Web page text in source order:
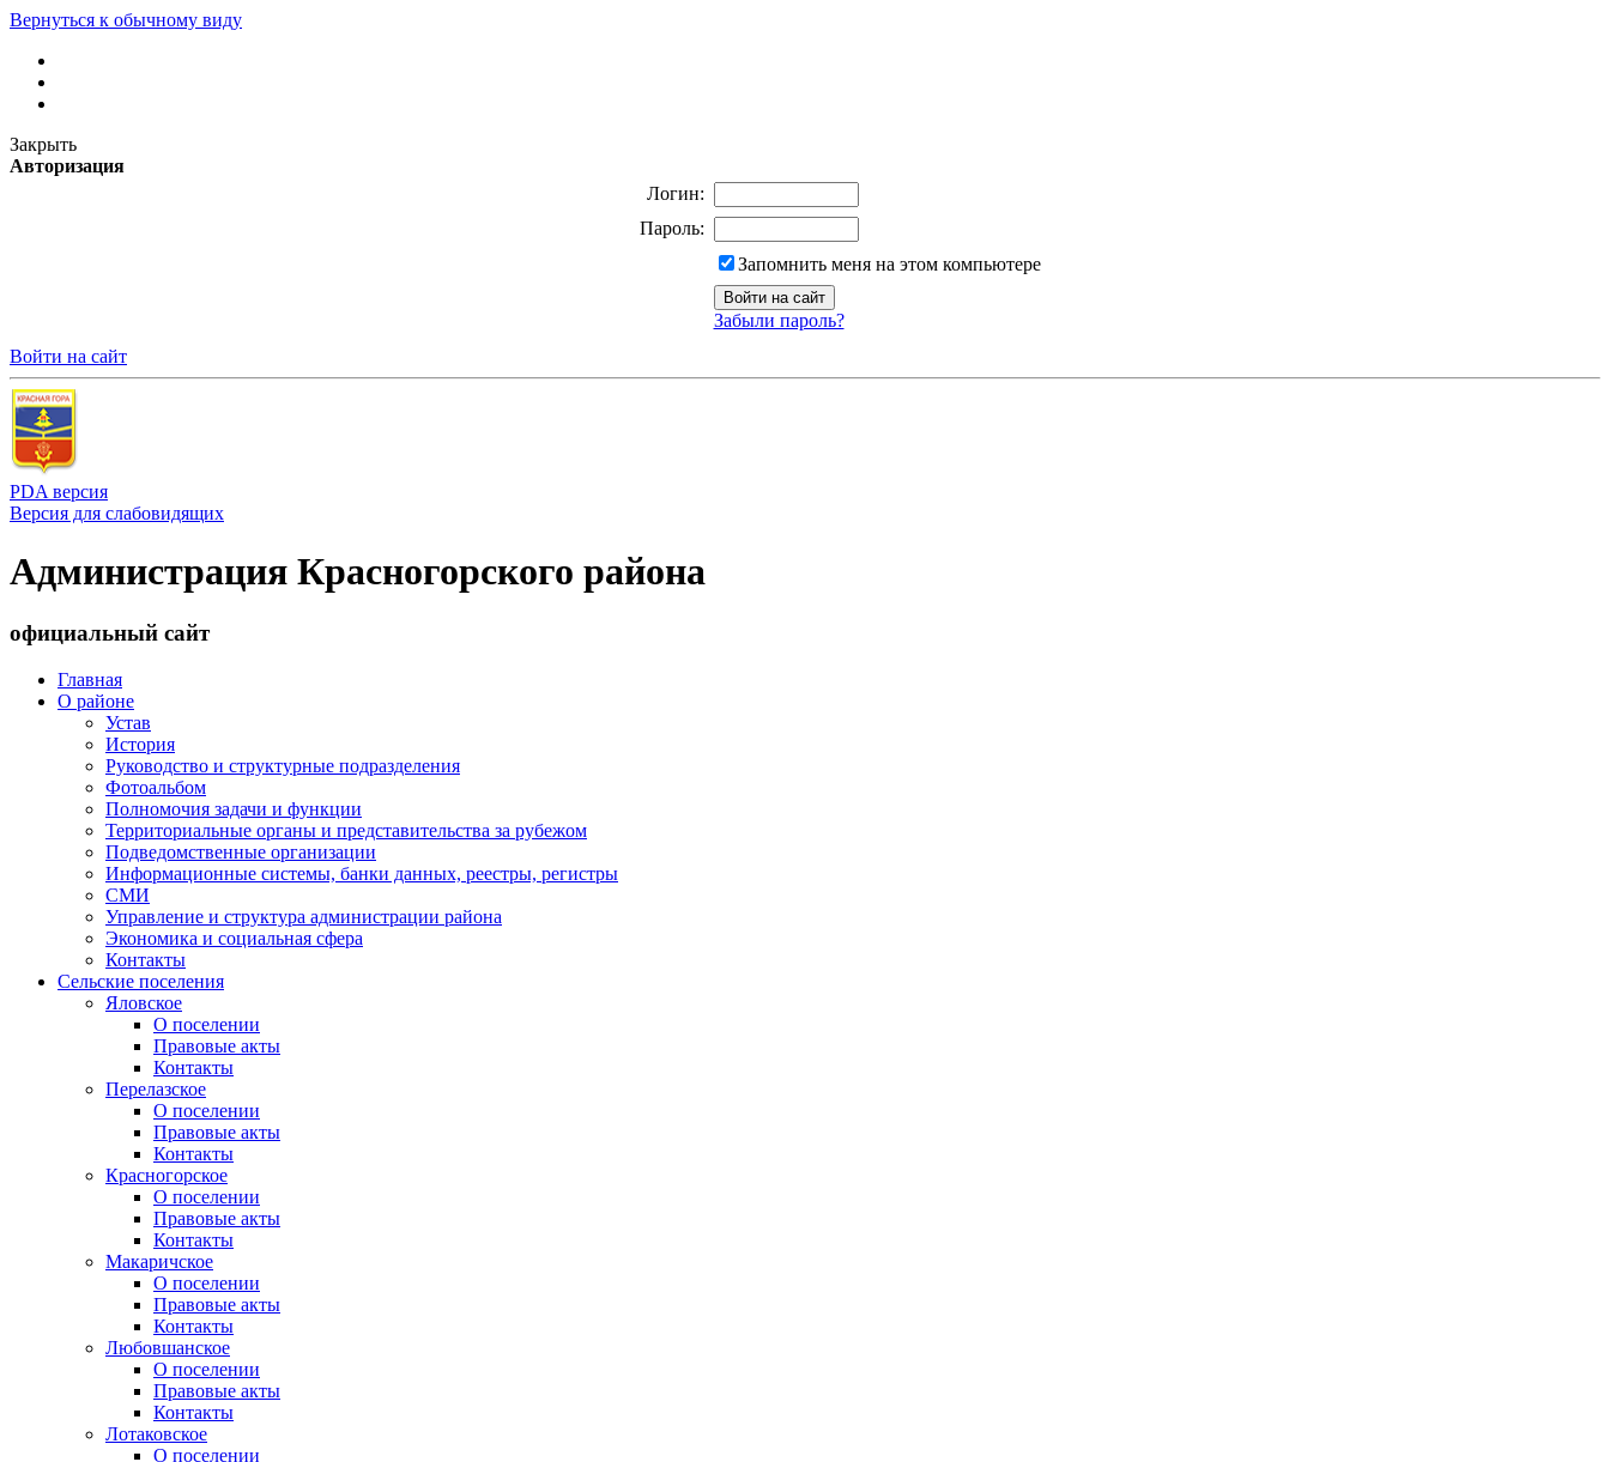
Вернуться к обычному виду
Закрыть
Авторизация
Логин:
Пароль:
Запомнить меня на этом компьютере
Забыли пароль?
Войти на сайт
PDA версия
Версия для слабовидящих
Администрация Красногорского района
официальный сайт
Главная
О районе
Устав
История
Руководство и структурные подразделения
Фотоальбом
Полномочия задачи и функции
Территориальные органы и представительства за рубежом
Подведомственные организации
Информационные системы, банки данных, реестры, регистры
СМИ
Управление и структура администрации района
Экономика и социальная сфера
Контакты
Сельские поселения
Яловское
О поселении
Правовые акты
Контакты
Перелазское
О поселении
Правовые акты
Контакты
Красногорское
О поселении
Правовые акты
Контакты
Макаричское
О поселении
Правовые акты
Контакты
Любовшанское
О поселении
Правовые акты
Контакты
Лотаковское
О поселении